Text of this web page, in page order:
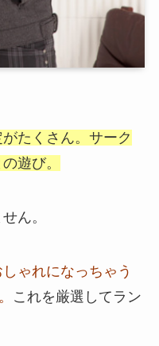
たくさん。 サーク
遊び。
ん。
ゃれになっちゃう
これを厳選してラン